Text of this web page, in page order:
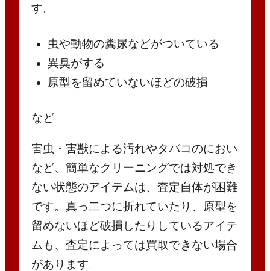
す。
虫や動物の糞尿などがついている
異臭がする
原型を留めていないほどの破損
など
害虫・害獣による汚れやタバコのにおい
など、簡単なクリーニングでは対処でき
ない状態のアイテムは、査定自体が困難
です。真っ二つに折れていたり、原型を
留めないほど破損したりしているアイテ
ムも、査定によっては買取できない場合
があります。